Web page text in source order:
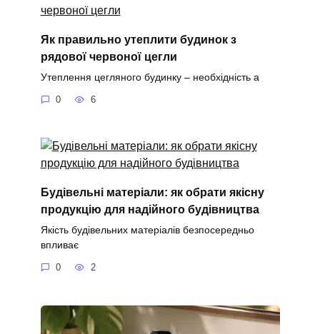
Як правильно утеплити будинок з
рядової червоної цегли
Утеплення цегляного будинку – необхідність а
0 6
Будівельні матеріали: як обрати якісну
продукцію для надійного будівництва
Якість будівельних матеріалів безпосередньо
впливає
0 2